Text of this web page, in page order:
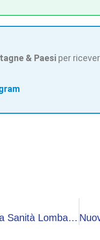
& Paesi per
Approvata La Legge Di Riforma Della Sanità Lombarda